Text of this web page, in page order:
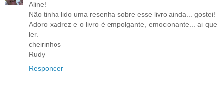
Aline!
Não tinha lido uma resenha sobre esse livro ainda... gostei!
Adoro xadrez e o livro é empolgante, emocionante... ai que
ler.
cheirinhos
Rudy
Responder